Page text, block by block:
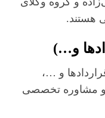
هستند.
و…)
و …،
و مشاوره تخصصی